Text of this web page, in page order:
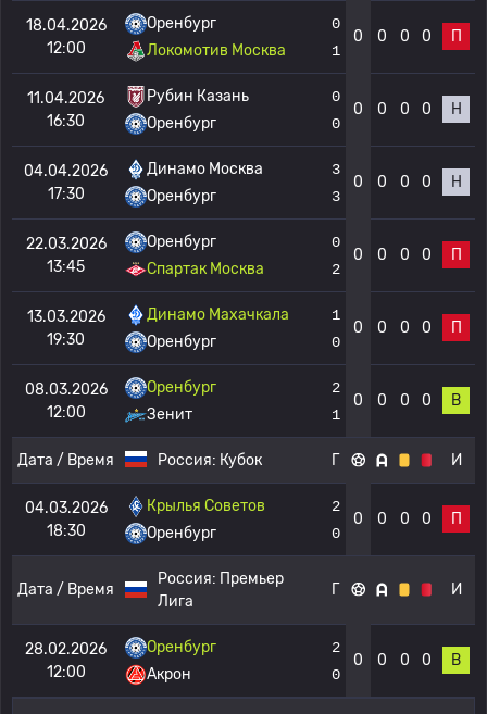
18.04.2026
12:00
Оренбург
Локомотив Москва
0
1
0 0 0 0 П
11.04.2026
16:30
Рубин Казань
Оренбург
0
0
0 0 0 0 Н
04.04.2026
17:30
Динамо Москва
Оренбург
3
3
0 0 0 0 Н
22.03.2026
13:45
Оренбург
Спартак Москва
0
2
0 0 0 0 П
13.03.2026
19:30
Динамо Махачкала
Оренбург
1
0
0 0 0 0 П
08.03.2026
12:00
Оренбург
Зенит
2
1
0 0 0 0 В
Дата / Время Россия: Кубок Г И
04.03.2026
18:30
Крылья Советов
Оренбург
2
0
0 0 0 0 П
Дата / Время
Россия: Премьер
Лига
Г И
28.02.2026
12:00
Оренбург
Акрон
2
0
0 0 0 0 В